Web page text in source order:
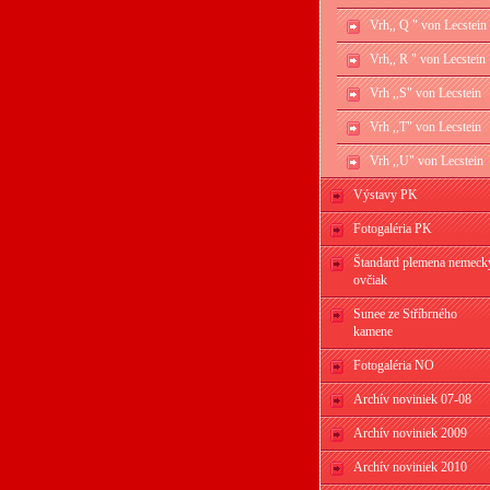
Vrh,, Q " von Lecstein
Vrh,, R " von Lecstein
Vrh ,,S" von Lecstein
Vrh ,,T" von Lecstein
Vrh ,,U" von Lecstein
Výstavy PK
Fotogaléria PK
Štandard plemena
ovčiak
Sunee ze Stříbrného
kamene
Fotogaléria NO
Archív noviniek 07-08
Archív noviniek 2009
Archív noviniek 2010